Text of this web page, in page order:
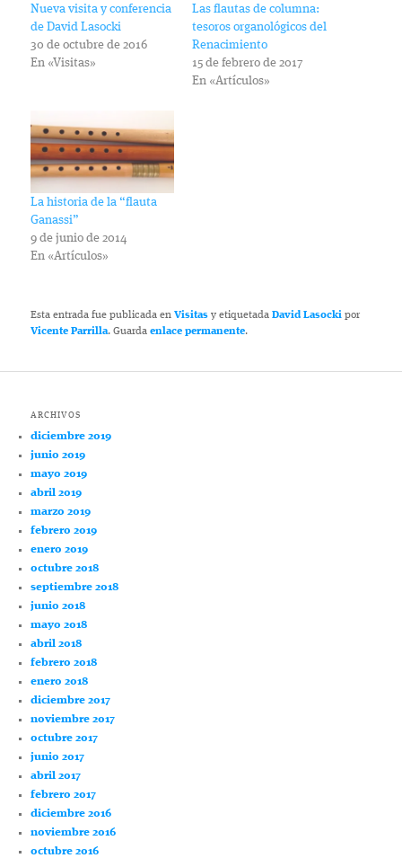
Nueva visita y conferencia
de David Lasocki
30 de octubre de 2016
En «Visitas»
Las flautas de columna:
tesoros organológicos del
Renacimiento
15 de febrero de 2017
En «Artículos»
La historia de la “flauta
Ganassi”
9 de junio de 2014
En «Artículos»
Esta entrada fue publicada enVisitas y etiquetadaDavid Lasocki por
Vicente Parrilla. Guardaenlace permanente.
ARCHIVOS
diciembre 2019
junio 2019
mayo 2019
abril 2019
marzo 2019
febrero 2019
enero 2019
octubre 2018
septiembre 2018
junio 2018
mayo 2018
abril 2018
febrero 2018
enero 2018
diciembre 2017
noviembre 2017
octubre 2017
junio 2017
abril 2017
febrero 2017
diciembre 2016
noviembre 2016
octubre 2016